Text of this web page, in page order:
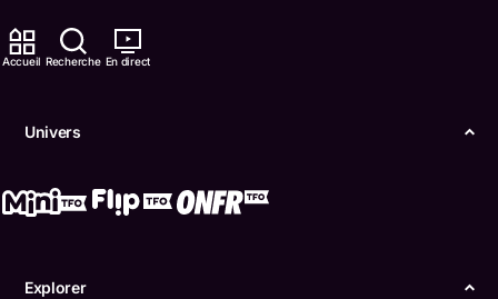
Accueil Recherche En direct
Univers
Explorer
Comment nous capter
ONFR
Conditions d'utilisation